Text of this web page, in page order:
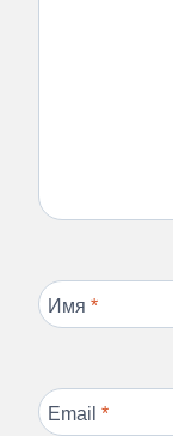
Имя *
Email *